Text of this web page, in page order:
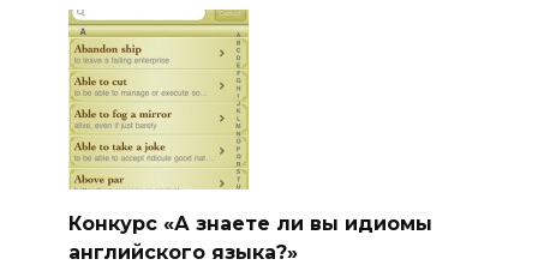
Конкурс «А знаете ли вы идиомы
английского языка?»